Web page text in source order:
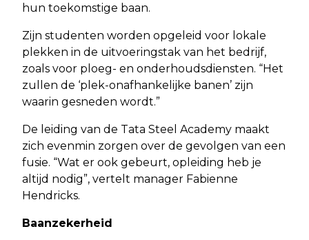
hun toekomstige baan.
Zijn studenten worden opgeleid voor lokale
plekken in de uitvoeringstak van het bedrijf,
zoals voor ploeg- en onderhoudsdiensten. “Het
zullen de ‘plek-onafhankelijke banen’ zijn
waarin gesneden wordt.”
De leiding van de Tata Steel Academy maakt
zich evenmin zorgen over de gevolgen van een
fusie. “Wat er ook gebeurt, opleiding heb je
altijd nodig”, vertelt manager Fabienne
Hendricks.
Baanzekerheid